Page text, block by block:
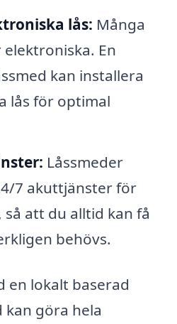
lås: Många
En
kan installera
lås för optimal
Låssmeder
7 akuttjänster för
att du alltid kan få
behövs.
en lokalt baserad
kan göra hela